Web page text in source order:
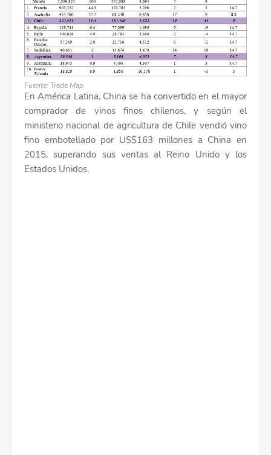
Fuente: Trade Map
En América Latina, China se ha convertido en el mayor
comprador de vinos finos chilenos, y según el
ministerio nacional de agricultura de Chile vendió vino
fino embotellado por US$163 millones a China en
2015, superando sus ventas al Reino Unido y los
Estados Unidos.